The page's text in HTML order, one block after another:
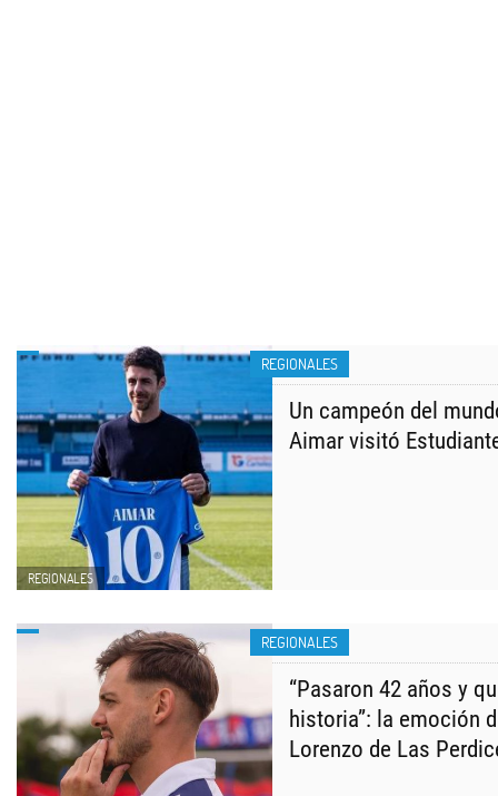
REGIONALES
REGIONALES
Un campeón del
Aimar visitó
REGIONALES
“Pasaron 42 años y
historia”: la emoción
Lorenzo de Las